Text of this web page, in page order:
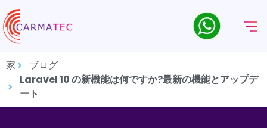
家
ブログ
Laravel 10 の新機能は何ですか?最新の機能とアップデ
ート